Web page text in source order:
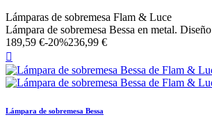
Lámparas de sobremesa Flam & Luce
Lámpara de sobremesa Bessa en metal. Diseño
189,59 €-20%236,99 €

Lámpara de sobremesa Bessa